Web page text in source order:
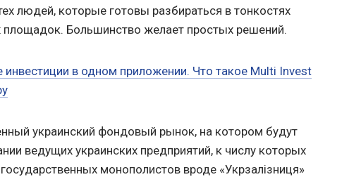
людей, которые готовы разбираться в тонкостях
площадок. Большинство желает простых решений.
инвестиции в одном приложении. Что такое Multi Invest
украинский фондовый рынок, на котором будут
ведущих украинских предприятий, к числу которых
монополистов вроде «Укрзалізниця»